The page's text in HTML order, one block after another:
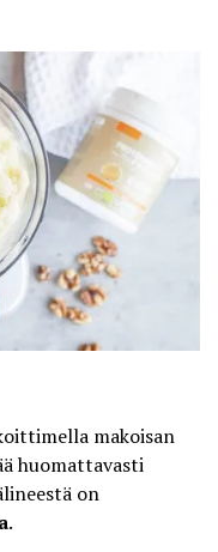
makoisan
huomattavasti
on
.